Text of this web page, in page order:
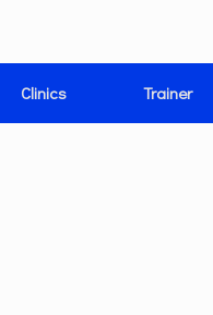
Clinics Trainer